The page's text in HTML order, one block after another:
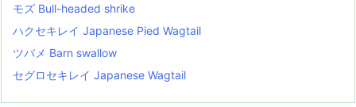
モズ Bull-headed shrike
ハクセキレイ Japanese Pied Wagtail
ツバメ Barn swallow
セグロセキレイ Japanese Wagtail